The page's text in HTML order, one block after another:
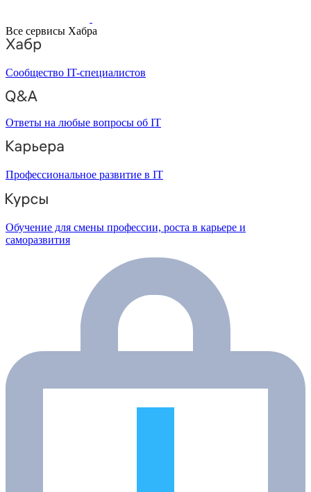
Все сервисы Хабра
Сообщество IT-специалистов
Ответы на любые вопросы об IT
Профессиональное развитие в IT
Обучение для смены профессии, роста в карьере и
саморазвития